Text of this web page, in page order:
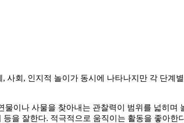
회, 인지적 놀이가 동시에 나타나지만 각 단계
이나 사물을 찾아내는 관찰력이 범위를 넓히며
을 잘한다. 적극적으로 움직이는 활동을 좋아한